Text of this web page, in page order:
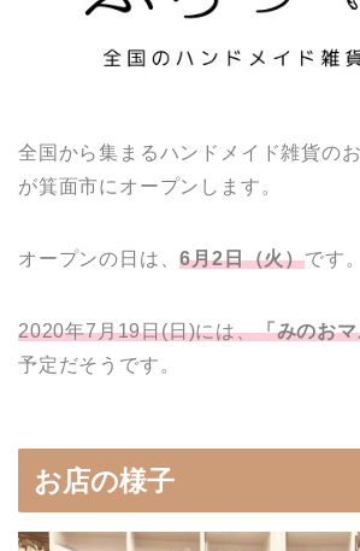
全国から集まるハンドメイド雑貨の
が箕面市にオープンします。
オープンの日は、6月2日（火）です。
2020年7月19日(日)には、「みのお
予定だそうです。
お店の様子